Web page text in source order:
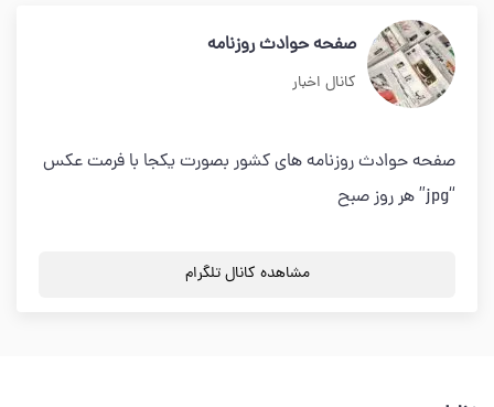
صفحه حوادث روزنامه
کانال اخبار
صفحه حوادث روزنامه های کشور بصورت یکجا با فرمت عکس
“jpg” هر روز صبح
مشاهده کانال تلگرام